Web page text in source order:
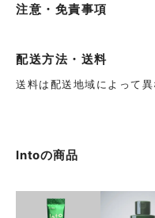
注意・免責事項
配送方法・送料
送料は配送地域によって異
Intoの商品